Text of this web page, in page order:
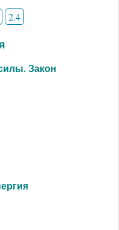
2.4
Закон